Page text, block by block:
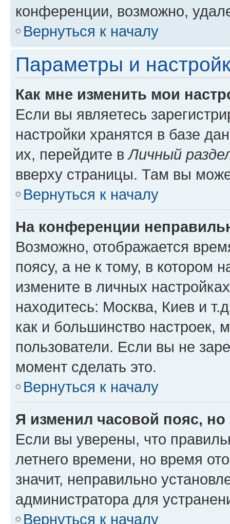
конференции, возможно,
Вернуться к началу
Параметры и
Как мне изменить мои
Если вы являетесь
настройки хранятся в базе
их, перейдите вЛичный
вверху страницы. Там вы
Вернуться к началу
На конференции
Возможно, отображается
поясу, а не к тому, в котором
измените в личных
находитесь: Москва, Киев и
как и большинство настроек,
пользователи. Если вы не
момент сделать это.
Вернуться к началу
Я изменил часовой пояс,
Если вы уверены, что
летнего времени, но время
значит, неправильно
администратора для
Вернуться к началу